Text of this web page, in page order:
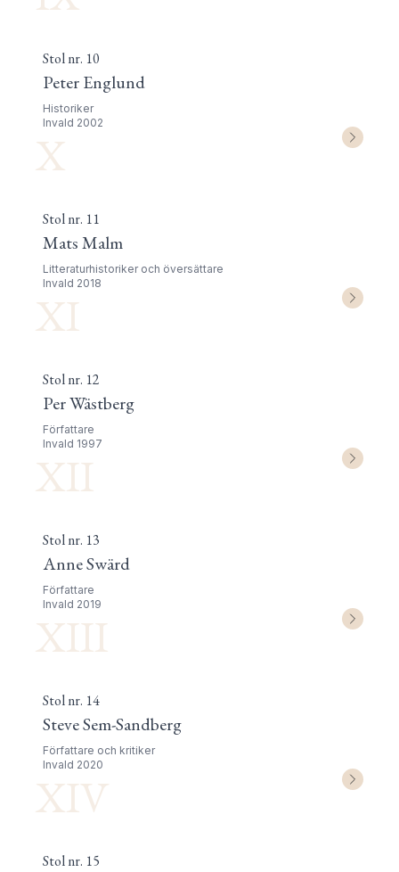
Stol nr. 10
Peter Englund
Historiker
Invald 2002
X
Stol nr. 11
Mats Malm
Litteraturhistoriker och översättare
Invald 2018
XI
Stol nr. 12
Per Wästberg
Författare
Invald 1997
XII
Stol nr. 13
Anne Swärd
Författare
Invald 2019
XIII
Stol nr. 14
Steve Sem-Sandberg
Författare och kritiker
Invald 2020
XIV
Stol nr. 15